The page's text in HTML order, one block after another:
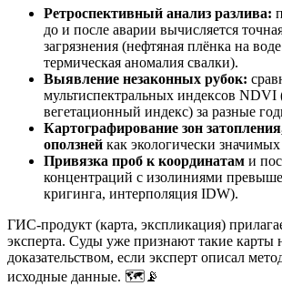
Ретроспективный анализ разлива:
до и после аварии вычисляется
загрязнения (нефтяная плёнка на
термическая аномалия свалки).
Выявление незаконных рубок:
мультиспектральных индексов
вегетационный индекс) за разные
Картографирование зон
оползней как экологически
Привязка проб к координатам и
концентраций с изолиниями
кригинга, интерполяция IDW).
ГИС-продукт (карта, экспликация)
эксперта. Суды уже признают такие
доказательством, если эксперт описал
исходные данные. 🗺️📡